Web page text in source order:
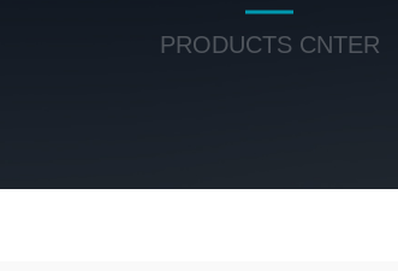
PRODUCTS CNTER